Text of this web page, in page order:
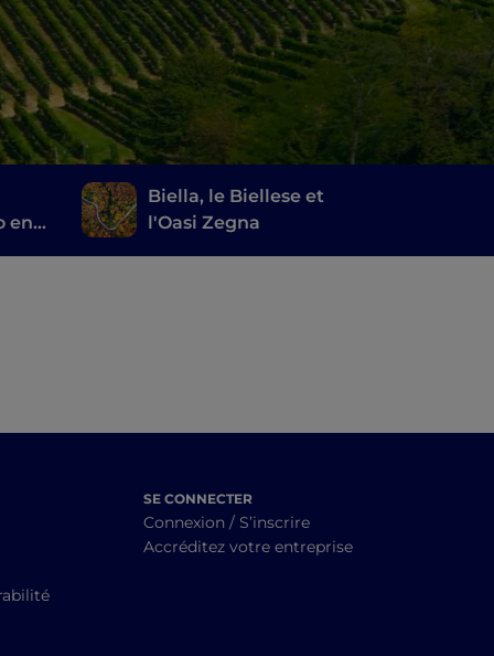
en
Biella, le Biellese et
l'Oasi Zegna
SE CONNECTER
Connexion / S’inscrire
Accréditez votre entreprise